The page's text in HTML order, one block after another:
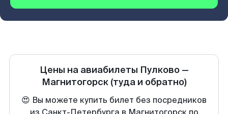
Цены на авиабилеты Пулково—
Магнитогорск (туда и обратно)
😍 Вы можете купить билет без посредников